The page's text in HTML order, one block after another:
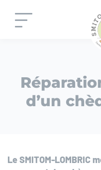
d’un
Le SMITOM-LOMBRIC